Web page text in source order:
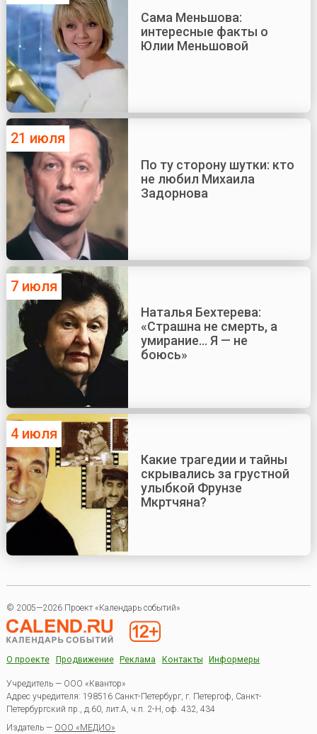
Сама Меньшова:
интересные факты о
Юлии Меньшовой
21 июля
По ту сторону шутки: кто
не любил Михаила
Задорнова
7 июля
Наталья Бехтерева:
«Страшна не смерть, а
умирание... Я — не
боюсь»
4 июля
Какие трагедии и тайны
скрывались за грустной
улыбкой Фрунзе
Мкртчяна?
© 2005—2026 Проект «Календарь событий»
О проекте Продвижение Реклама Контакты Информеры
Учредитель — ООО «Квантор»
Адрес учредителя: 198516 Санкт-Петербург, г. Петергоф, Санкт-
Петербургский пр., д.60, лит.А, ч.п. 2-Н, оф. 432, 434
Издатель — ООО «МЕДИО»